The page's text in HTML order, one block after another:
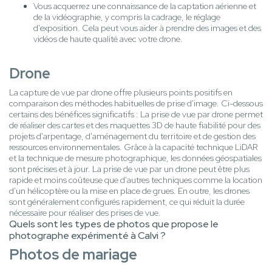
Vous acquerrez une connaissance de la captation aérienne et
de la vidéographie, y compris la cadrage, le réglage
d'exposition. Cela peut vous aider à prendre des images et des
vidéos de haute qualité avec votre drone.
Drone
La capture de vue par drone offre plusieurs points positifs en
comparaison des méthodes habituelles de prise d'image. Ci-dessous
certains des bénéfices significatifs : La prise de vue par drone permet
de réaliser des cartes et des maquettes 3D de haute fiabilité pour des
projets d'arpentage, d'aménagement du territoire et de gestion des
ressources environnementales. Grâce à la capacité technique LiDAR
et la technique de mesure photographique, les données géospatiales
sont précises et à jour. La prise de vue par un drone peut être plus
rapide et moins coûteuse que d'autres techniques comme la location
d'un hélicoptère ou la mise en place de grues. En outre, les drones
sont généralement configurés rapidement, ce qui réduit la durée
nécessaire pour réaliser des prises de vue.
Quels sont les types de photos que propose le
photographe expérimenté à Calvi ?
Photos de mariage